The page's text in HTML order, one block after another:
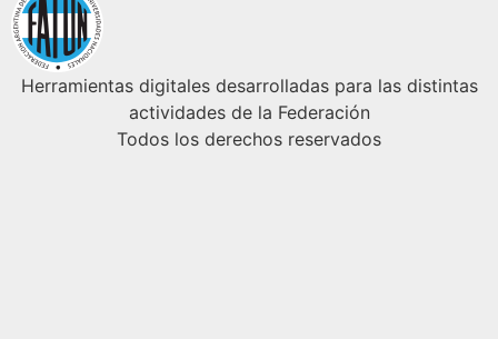
Herramientas digitales desarrolladas para las distintas
actividades de la Federación
Todos los derechos reservados